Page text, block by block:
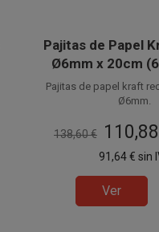
Pajitas de Papel
Ø6mm x 20cm
Pajitas de papel kraft
Ø6mm.
cañitas de papel
Disponible a la venta en
unidades, distribuidas en
100
138,60 €
91,64 € sin
Ver